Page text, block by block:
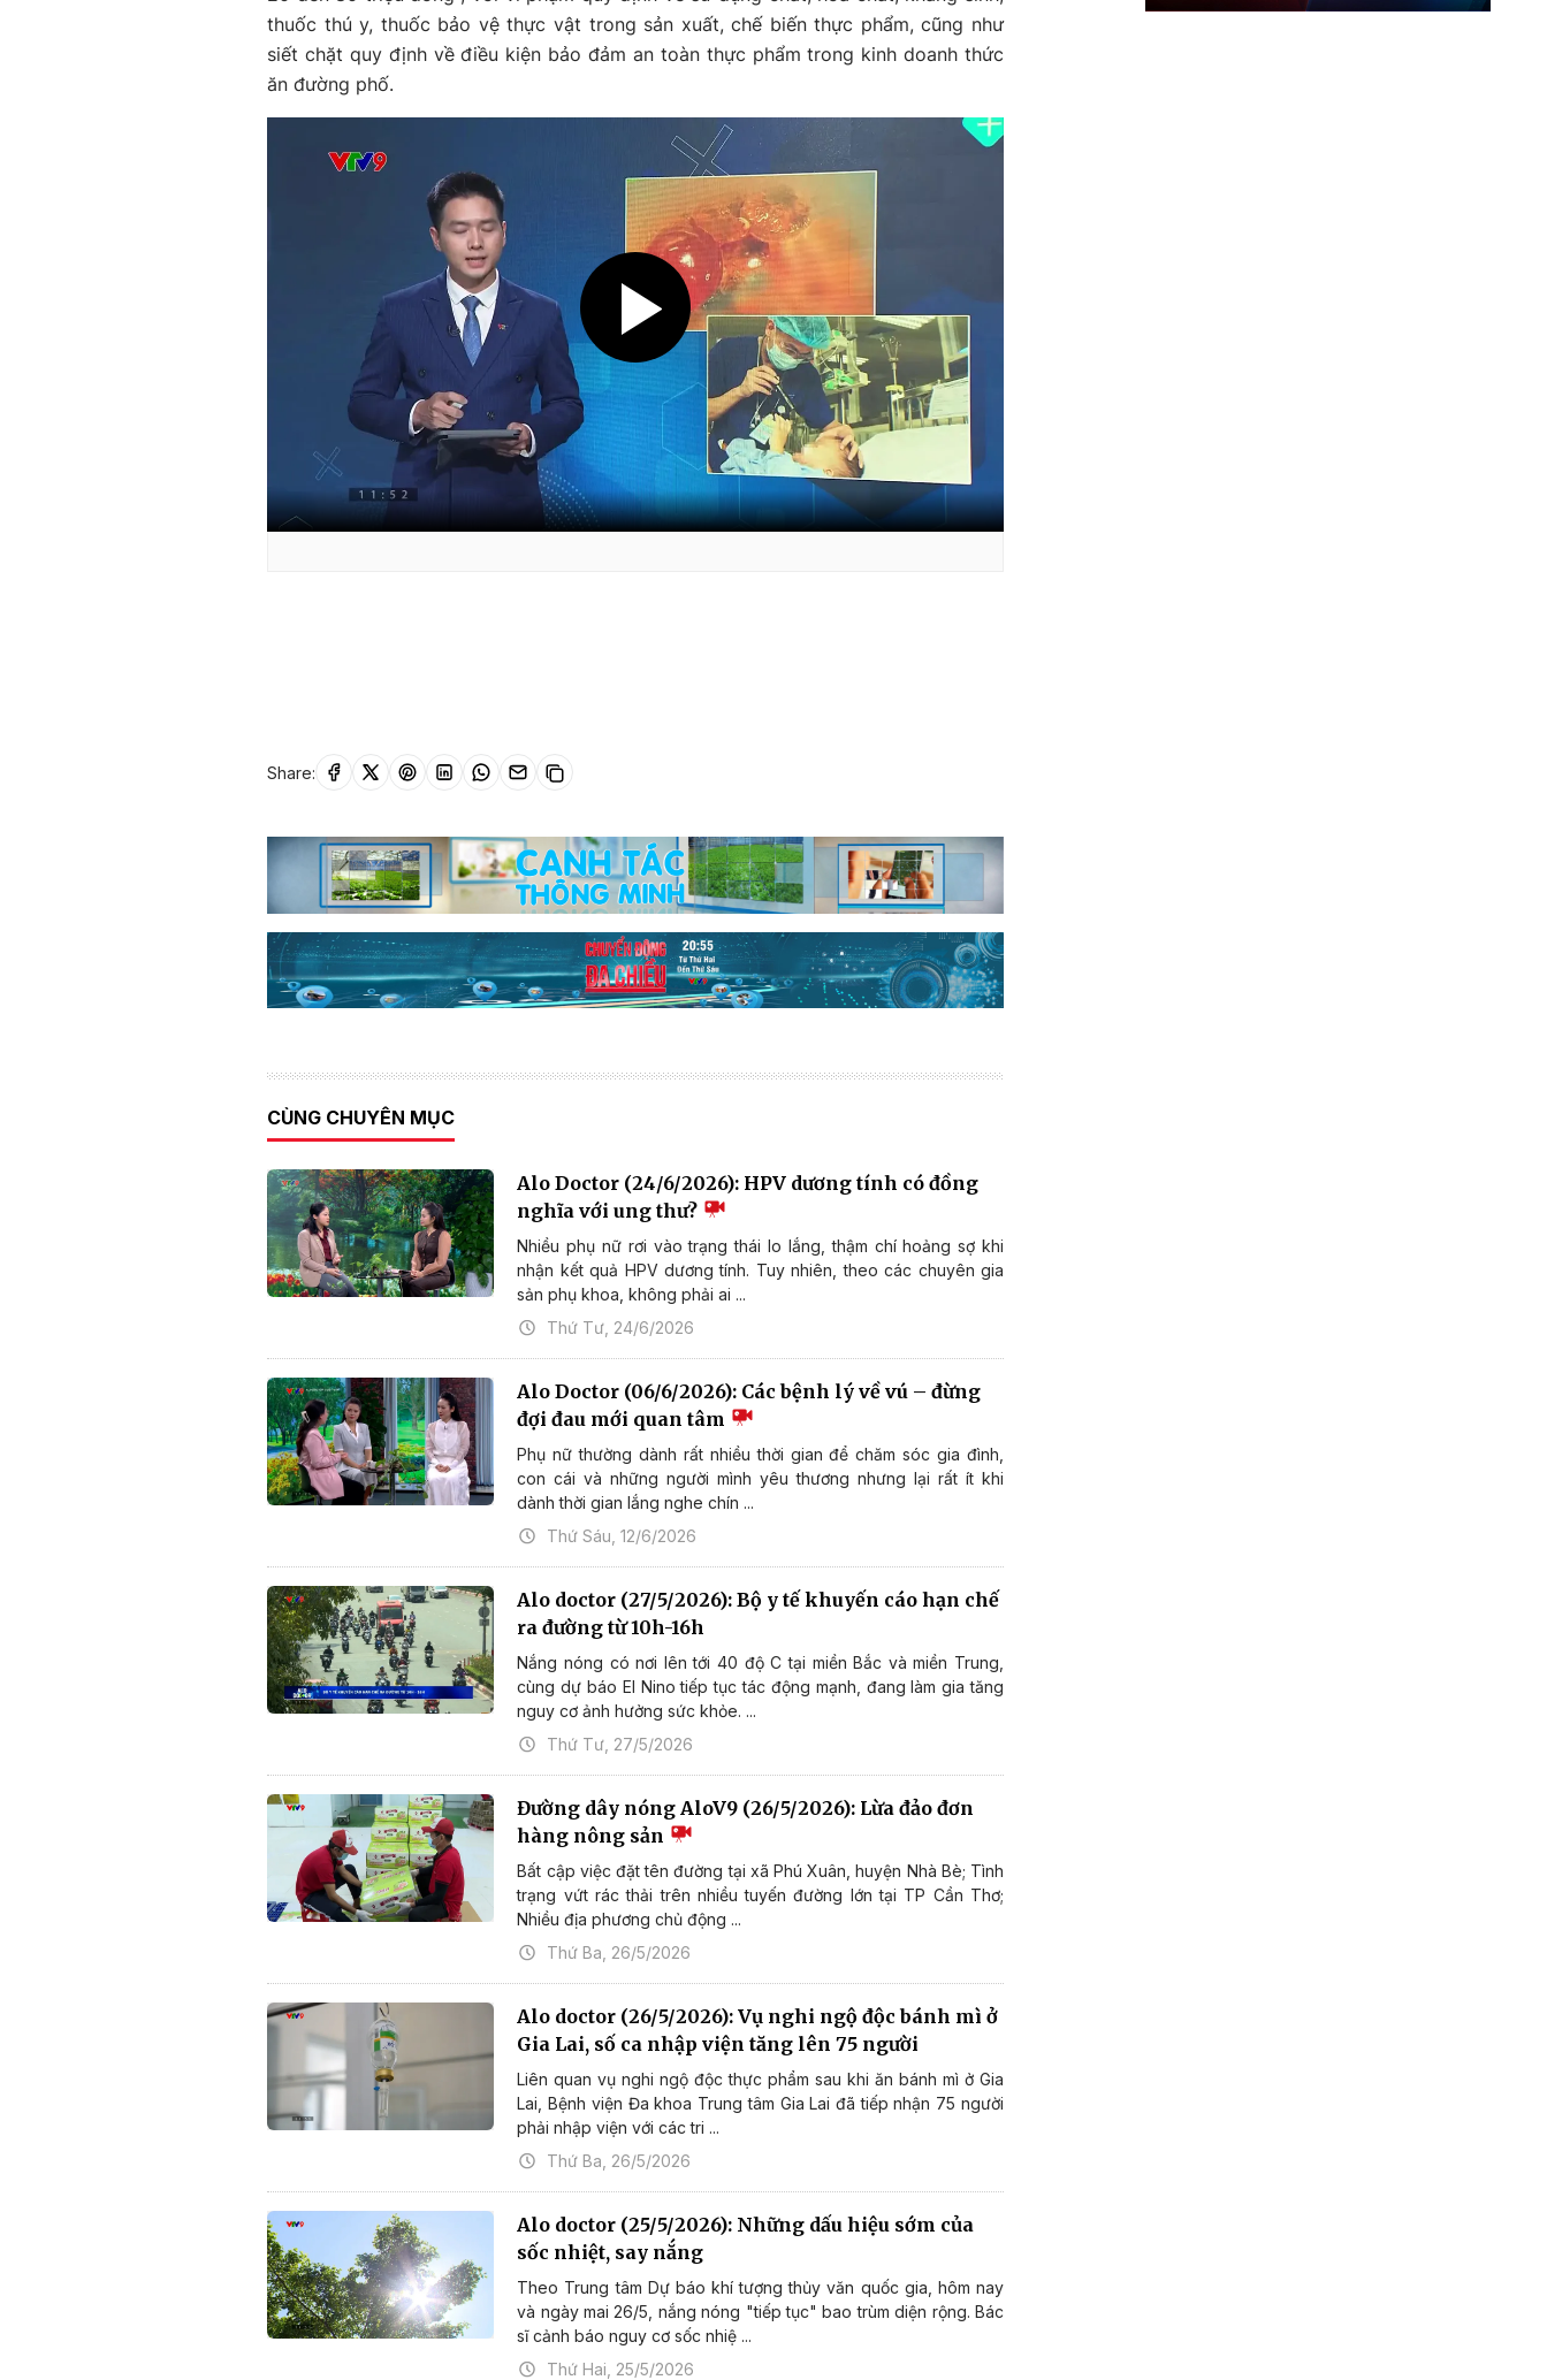
thuốc thú y, thuốc bảo vệ thực vật trong sản xuất, chế biến thực phẩm, cũng như
siết chặt quy định về điều kiện bảo đảm an toàn thực phẩm trong kinh doanh thức
ăn đường phố.
Share:
CÙNG CHUYÊN MỤC
Alo Doctor (24/6/2026): HPV dương tính có đồng
nghĩa với ung thư?
Nhiều phụ nữ rơi vào trạng thái lo lắng, thậm chí hoảng sợ khi
nhận kết quả HPV dương tính. Tuy nhiên, theo các chuyên gia
sản phụ khoa, không phải ai ...
Thứ Tư, 24/6/2026
Alo Doctor (06/6/2026): Các bệnh lý về vú – đừng
đợi đau mới quan tâm
Phụ nữ thường dành rất nhiều thời gian để chăm sóc gia đình,
con cái và những người mình yêu thương nhưng lại rất ít khi
dành thời gian lắng nghe chín ...
Thứ Sáu, 12/6/2026
Alo doctor (27/5/2026): Bộ y tế khuyến cáo hạn chế
ra đường từ 10h-16h
Nắng nóng có nơi lên tới 40 độ C tại miền Bắc và miền Trung,
cùng dự báo El Nino tiếp tục tác động mạnh, đang làm gia tăng
nguy cơ ảnh hưởng sức khỏe. ...
Thứ Tư, 27/5/2026
Đường dây nóng AloV9 (26/5/2026): Lừa đảo đơn
hàng nông sản
Bất cập việc đặt tên đường tại xã Phú Xuân, huyện Nhà Bè; Tình
trạng vứt rác thải trên nhiều tuyến đường lớn tại TP Cần Thơ;
Nhiều địa phương chủ động ...
Thứ Ba, 26/5/2026
Alo doctor (26/5/2026): Vụ nghi ngộ độc bánh mì ở
Gia Lai, số ca nhập viện tăng lên 75 người
Liên quan vụ nghi ngộ độc thực phẩm sau khi ăn bánh mì ở Gia
Lai, Bệnh viện Đa khoa Trung tâm Gia Lai đã tiếp nhận 75 người
phải nhập viện với các tri ...
Thứ Ba, 26/5/2026
Alo doctor (25/5/2026): Những dấu hiệu sớm của
sốc nhiệt, say nắng
Theo Trung tâm Dự báo khí tượng thủy văn quốc gia, hôm nay
và ngày mai 26/5, nắng nóng "tiếp tục" bao trùm diện rộng. Bác
sĩ cảnh báo nguy cơ sốc nhiệ ...
Thứ Hai, 25/5/2026